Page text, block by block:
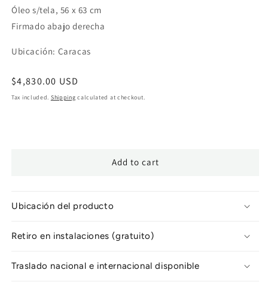
Óleo s/tela, 56 x 63 cm
Firmado abajo derecha
Ubicación: Caracas
Regular
price
$4,830.00 USD
Tax included. Shipping calculated at checkout.
Add to cart
Ubicación del producto
Retiro en instalaciones (gratuito)
Traslado nacional e internacional disponible